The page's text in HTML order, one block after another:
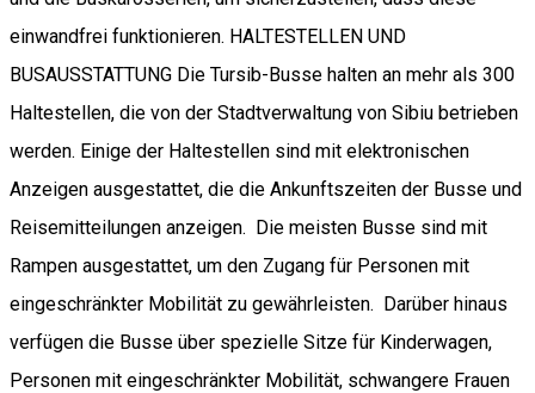
einwandfrei funktionieren. HALTESTELLEN UND
BUSAUSSTATTUNG Die Tursib-Busse halten an mehr als 300
Haltestellen, die von der Stadtverwaltung von Sibiu betrieben
werden. Einige der Haltestellen sind mit elektronischen
Anzeigen ausgestattet, die die Ankunftszeiten der Busse und
Reisemitteilungen anzeigen. Die meisten Busse sind mit
Rampen ausgestattet, um den Zugang für Personen mit
eingeschränkter Mobilität zu gewährleisten. Darüber hinaus
verfügen die Busse über spezielle Sitze für Kinderwagen,
Personen mit eingeschränkter Mobilität, schwangere Frauen